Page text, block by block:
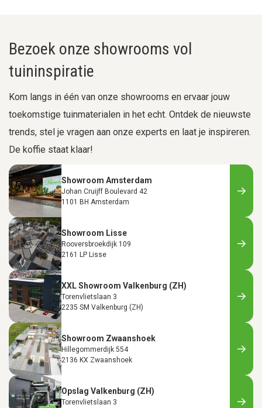
Bezoek onze showrooms vol
tuininspiratie
Kom langs in één van onze showrooms en ervaar jouw
toekomstige tuinmaterialen in het echt. Ontdek de nieuwste
trends, stel je vragen aan onze experts en laat je inspireren.
De koffie staat klaar!
Showroom Amsterdam
Johan Cruijff Boulevard 42
1101 BH Amsterdam
Showroom Lisse
Rooversbroekdijk 109
2161 LP Lisse
XXL Showroom Valkenburg (ZH)
Torenvlietslaan 3
2235 SM Valkenburg (ZH)
Showroom Zwaanshoek
Hillegommerdijk 554
2136 KX Zwaanshoek
Opslag Valkenburg (ZH)
Torenvlietslaan 3